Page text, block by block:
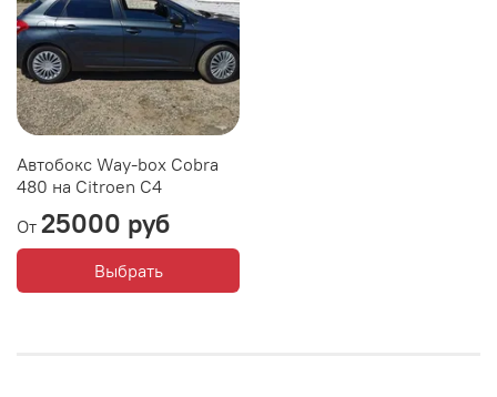
Автобокс Way-box Cobra
480 на Citroen C4
От 25000 руб
Выбрать